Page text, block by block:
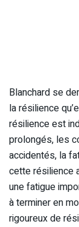
Blanchard se
la résilience
résilience est
prolongés, les
accidentés, la
cette résilience
une fatigue
à terminer en
rigoureux de